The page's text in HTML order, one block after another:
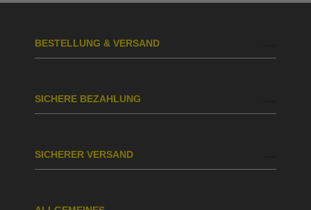
BESTELLUNG & VERSAND
SICHERE BEZAHLUNG
SICHERER VERSAND